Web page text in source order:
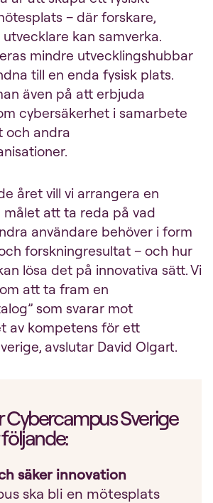
– där forskare,
kan samverka.
mindre utvecklingshubbar
till en enda fysisk plats.
även på att erbjuda
cybersäkerhet i samarbete
och andra
året vill vi arrangera en
att ta reda på vad
användare behöver i form
forskningresultat – och hur
lösa det på innovativa sätt. Vi
att ta fram en
som svarar mot
av kompetens för ett
avslutar David Olgart.
Cybercampus Sverige
säker innovation
ska bli en mötesplats